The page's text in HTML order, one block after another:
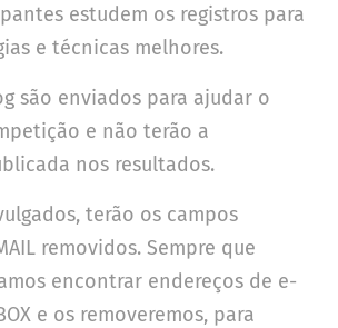
estudem os registros para
e técnicas melhores.
são enviados para ajudar o
e não terão a
nos resultados.
terão os campos
removidos. Sempre que
encontrar endereços de e-
e os removeremos, para